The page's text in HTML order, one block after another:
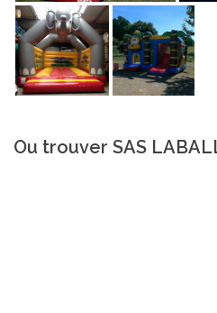
Ou trouver SAS